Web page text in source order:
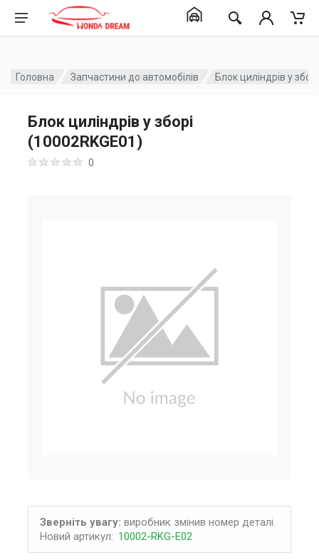
Головна Запчастини до автомобілів Блок циліндрів у
Блок циліндрів у зборі
(10002RKGE01)
0
Зверніть увагу: виробник змінив номер деталі.
Новий артикул: 10002-RKG-E02